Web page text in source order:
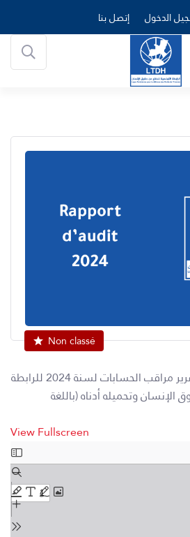
الدخول إتصل بنا
Non classé
يمكنكم الاطلاع على تقرير مراقب الحسابات لسنة 2024 للرابطة
وتحميله أدناه (باللغة
View Fullscreen